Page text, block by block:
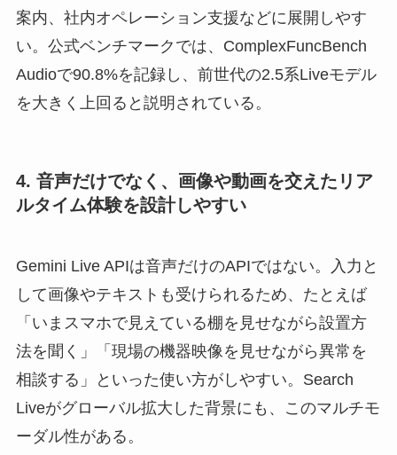
案内、社内オペレーション支援などに展開しやす
い。公式ベンチマークでは、ComplexFuncBench
Audioで90.8%を記録し、前世代の2.5系Liveモデル
を大きく上回ると説明されている。
4. 音声だけでなく、画像や動画を交えたリア
ルタイム体験を設計しやすい
Gemini Live APIは音声だけのAPIではない。入力と
して画像やテキストも受けられるため、たとえば
「いまスマホで見えている棚を見せながら設置方
法を聞く」「現場の機器映像を見せながら異常を
相談する」といった使い方がしやすい。Search
Liveがグローバル拡大した背景にも、このマルチモ
ーダル性がある。